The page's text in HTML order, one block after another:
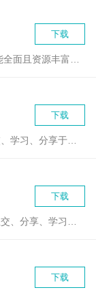
下载
下载
下载
下载